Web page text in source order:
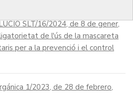
SLT/16/2024, de 8 de gener,
de l'ús de la mascareta
per a la prevenció i el control
1/2023, de 28 de febrero,